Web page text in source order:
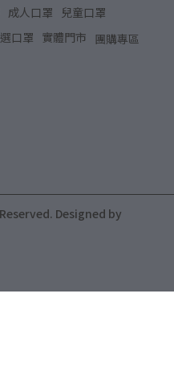
成人口罩
兒童口罩
口罩 實體門市 團購專區
Designed by